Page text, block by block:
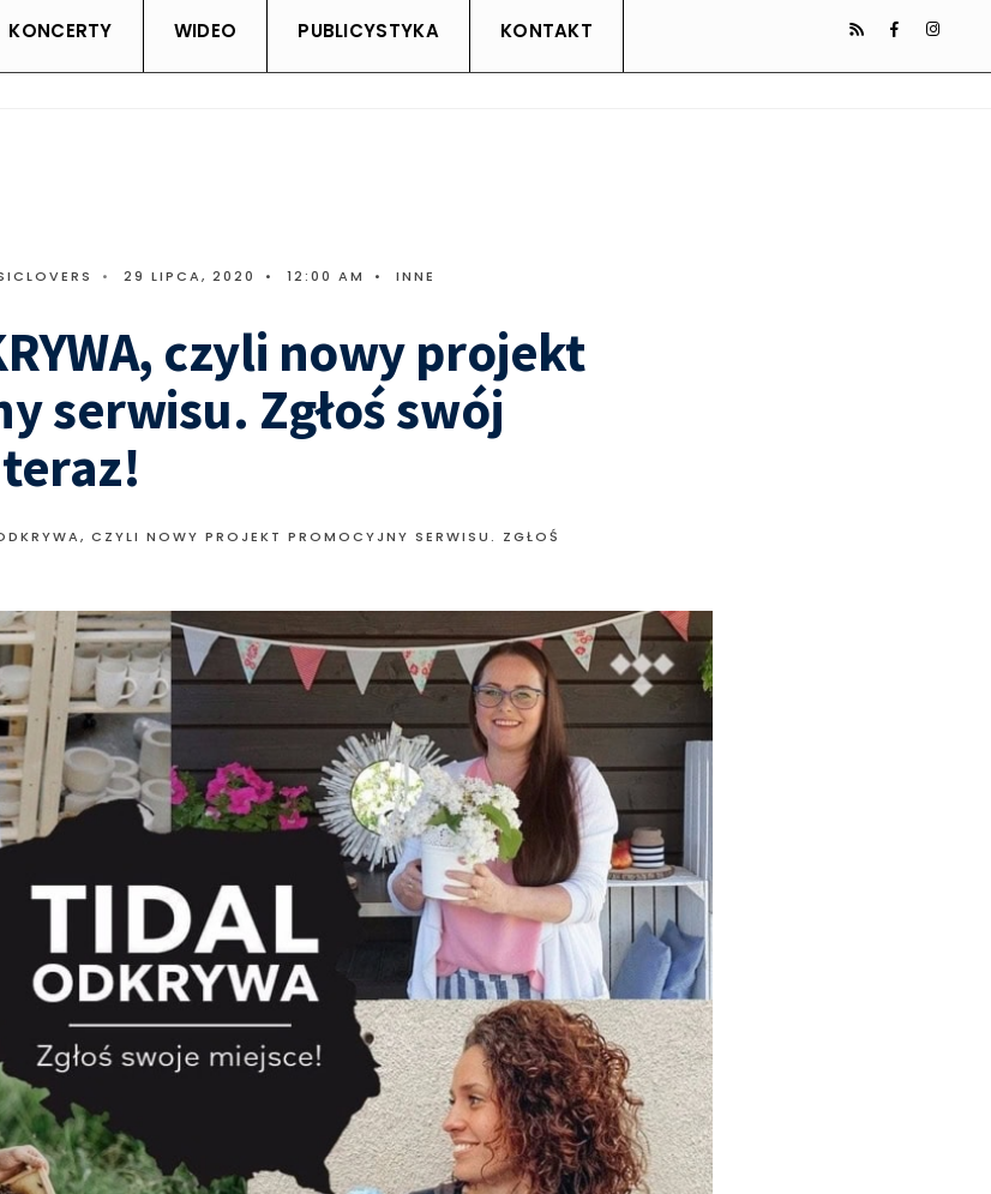
KONCERTY WIDEO PUBLICYSTYKA KONTAKT
• 29 LIPCA, 2020 • 12:00 AM • INNE
czyli nowy projekt
serwisu. Zgłoś swój
CZYLI NOWY PROJEKT PROMOCYJNY SERWISU. ZGŁOŚ